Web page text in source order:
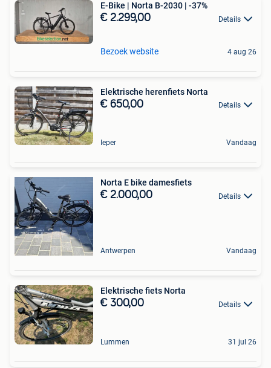
E-Bike | Norta B-2030 | -37%
€ 2.299,00 Details
Bezoek website 4 aug 26
Elektrische herenfiets Norta
€ 650,00 Details
Ieper Vandaag
Norta E bike damesfiets
€ 2.000,00 Details
Antwerpen Vandaag
Elektrische fiets Norta
€ 300,00 Details
Lummen 31 jul 26